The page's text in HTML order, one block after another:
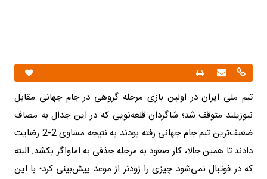
تیم ملی ایران در اولین بازی مرحله گروهی در جام جهانی مقابل
نیوزیلند متوقف شد؛ شاگردان قلعه‌نویی که در این جدال به مصاف
ضعیف‌ترین تیم جام جهانی رفته بودند به نتیجه مساوی 2-2 رضایت
دادند تا همین حالا، کار صعود به مرحله حذفی به اماواگر بکشد. البته
که در فوتبال نمی‌شود چیزی را زودتر از موعد پیش‌بینی کرد؛ با این